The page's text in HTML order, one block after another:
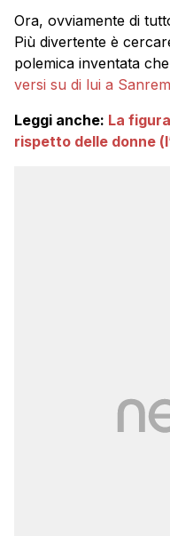
Ora, ovviamente di
Più divertente è
polemica inventata
versi su di lui a
Leggi anche: La
rispetto delle donne